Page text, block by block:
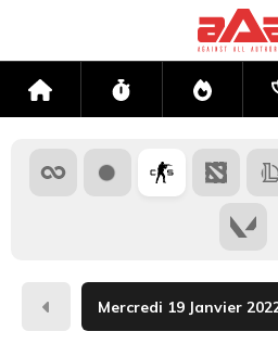
Accueil Flux Directs
Hier